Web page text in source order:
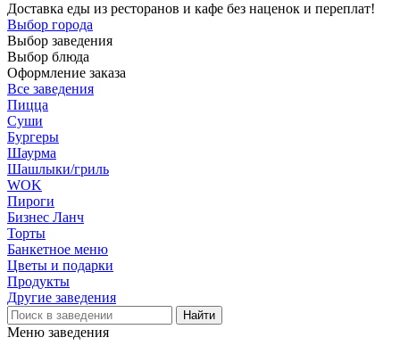
Доставка еды из ресторанов и кафе без наценок и переплат!
Выбор города
Выбор заведения
Выбор блюда
Оформление заказа
Все заведения
Пицца
Суши
Бургеры
Шаурма
Шашлыки/гриль
WOK
Пироги
Бизнес Ланч
Торты
Банкетное меню
Цветы и подарки
Продукты
Другие заведения
Меню заведения